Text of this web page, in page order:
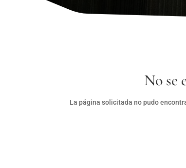
No se
La página solicitada no pudo